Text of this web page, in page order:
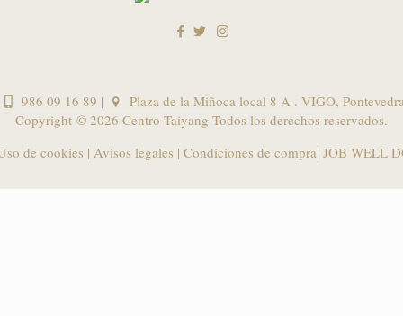
986 09 16 89 |
Plaza de la Miñoca local 8 A . VIGO,
Copyright © 2026 Centro Taiyang Todos los derechos reservados.
de cookies | Avisos legales | Condiciones de compra| JOB WELL